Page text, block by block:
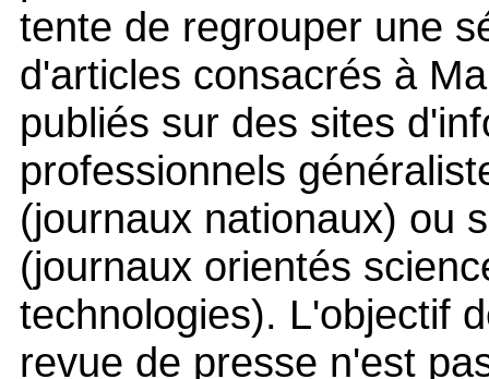
tente de regrouper une
d'articles consacrés à
publiés sur des sites
professionnels
(journaux nationaux) ou
(journaux orientés
technologies). L'objectif
revue de presse n'est